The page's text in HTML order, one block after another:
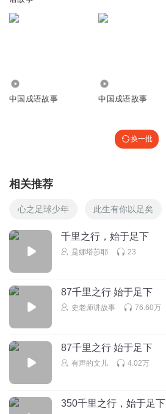
中国成语故事 中国成语故事
换一批
相关推荐
心之足球少年 此生有你以足矣
千里之行，始于足下
是娜塔莎耶 23
87千里之行 始于足下
史老师讲故事 76.60万
87千里之行 始于足下
有声的文儿 4.02万
350千里之行，始于足下